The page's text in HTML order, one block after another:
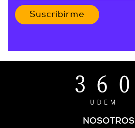
Suscribirme
NOSOTROS